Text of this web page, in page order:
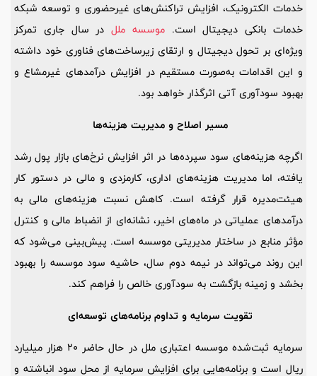
خدمات الکترونیک، افزایش تراکنش‌های غیرحضوری و توسعه شبکه
خدمات بانکی دیجیتال است.موسسه مللدر سال جاری تمرکز
ویژه‌ای بر تحول دیجیتال و ارتقای زیرساخت‌های فناوری خود داشته
و این اقدامات به‌صورت مستقیم در افزایش درآمدهای غیرمشاع و
بهبود سودآوری آتی اثرگذار خواهد بود.
مسیر اصلاح و مدیریت هزینه‌ها
اگرچه هزینه‌های سود سپرده‌ها در اثر افزایش نرخ‌های بازار پول رشد
یافته، اما مدیریت هزینه‌های اداری، کارمزدی و مالی در دستور کار
هیئت‌مدیره قرار گرفته است. کاهش نسبت هزینه‌های مالی به
درآمدهای عملیاتی در ماه‌های اخیر، نشانه‌ای از انضباط مالی و کنترل
مؤثر منابع در ساختار مدیریتی موسسه است. پیش‌بینی می‌شود که
این روند می‌تواند در نیمه دوم سال، حاشیه سود موسسه را بهبود
بخشد و زمینه بازگشت به سودآوری خالص را فراهم کند.
تقویت سرمایه و تداوم برنامه‌های توسعه‌ای
سرمایه ثبت‌شده موسسه اعتباری ملل در حال حاضر 20 هزار میلیارد
ریال است و برنامه‌هایی برای افزایش سرمایه از محل سود انباشته و